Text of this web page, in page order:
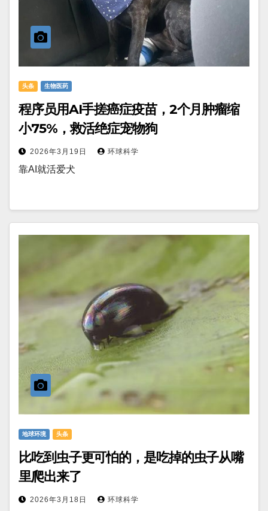
头条 生物医药
程序员用AI手搓癌症疫苗，2个月肿瘤缩
小75%，救活绝症宠物狗
2026年3月19日 环球科学
靠AI就活爱犬
地球环境 头条
比吃到虫子更可怕的，是吃掉的虫子从嘴
里爬出来了
2026年3月18日 环球科学